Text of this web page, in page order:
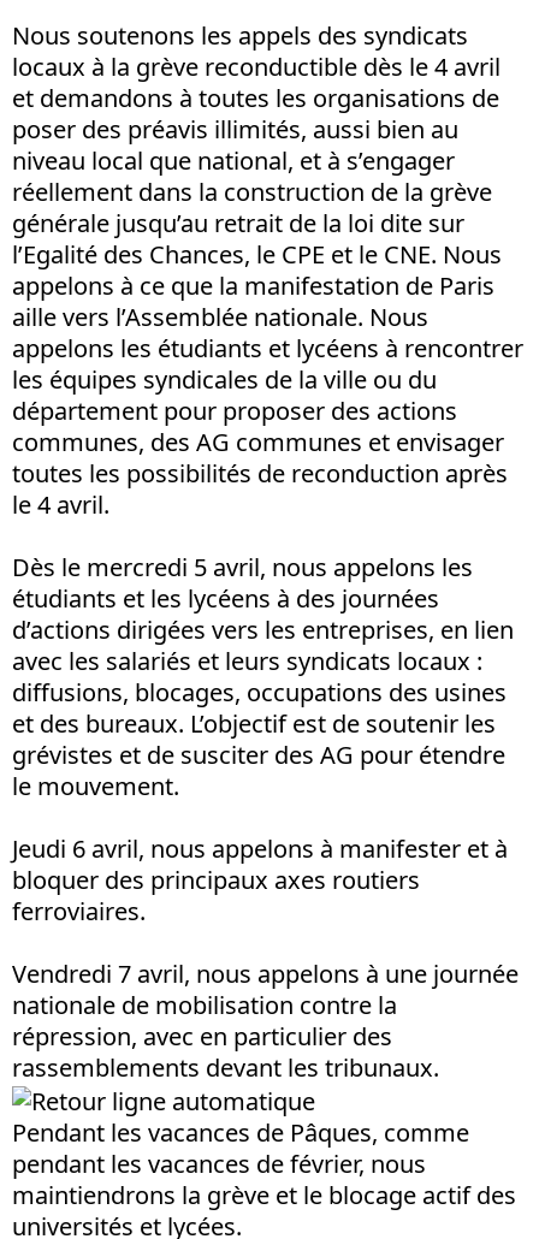
Nous soutenons les appels des syndicats
locaux à la grève reconductible dès le 4 avril
et demandons à toutes les organisations de
poser des préavis illimités, aussi bien au
niveau local que national, et à s’engager
réellement dans la construction de la grève
générale jusqu’au retrait de la loi dite sur
l’Egalité des Chances, le CPE et le CNE. Nous
appelons à ce que la manifestation de Paris
aille vers l’Assemblée nationale. Nous
appelons les étudiants et lycéens à rencontrer
les équipes syndicales de la ville ou du
département pour proposer des actions
communes, des AG communes et envisager
toutes les possibilités de reconduction après
le 4 avril.
Dès le mercredi 5 avril, nous appelons les
étudiants et les lycéens à des journées
d’actions dirigées vers les entreprises, en lien
avec les salariés et leurs syndicats locaux :
diffusions, blocages, occupations des usines
et des bureaux. L’objectif est de soutenir les
grévistes et de susciter des AG pour étendre
le mouvement.
Jeudi 6 avril, nous appelons à manifester et à
bloquer des principaux axes routiers
ferroviaires.
Vendredi 7 avril, nous appelons à une journée
nationale de mobilisation contre la
répression, avec en particulier des
rassemblements devant les tribunaux.
Pendant les vacances de Pâques, comme
pendant les vacances de février, nous
maintiendrons la grève et le blocage actif des
universités et lycées.